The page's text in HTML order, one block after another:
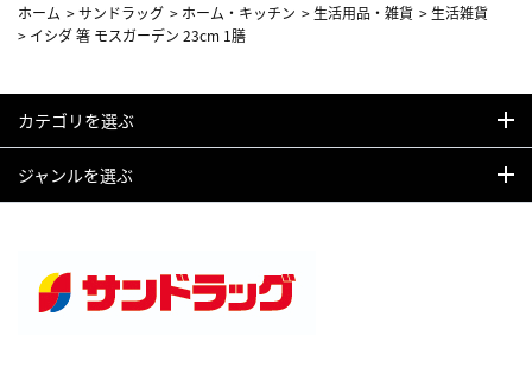
ホーム >サンドラッグ > ホーム・キッチン > 生活用品・雑貨 > 生活雑貨
> イシダ 箸 モスガーデン 23cm 1膳
カテゴリを選ぶ
ジャンルを選ぶ